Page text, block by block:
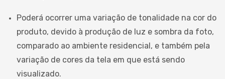
Poderá ocorrer uma variação de tonalidade na cor do
produto, devido à produção de luz e sombra da foto,
comparado ao ambiente residencial, e também pela
variação de cores da tela em que está sendo
visualizado.